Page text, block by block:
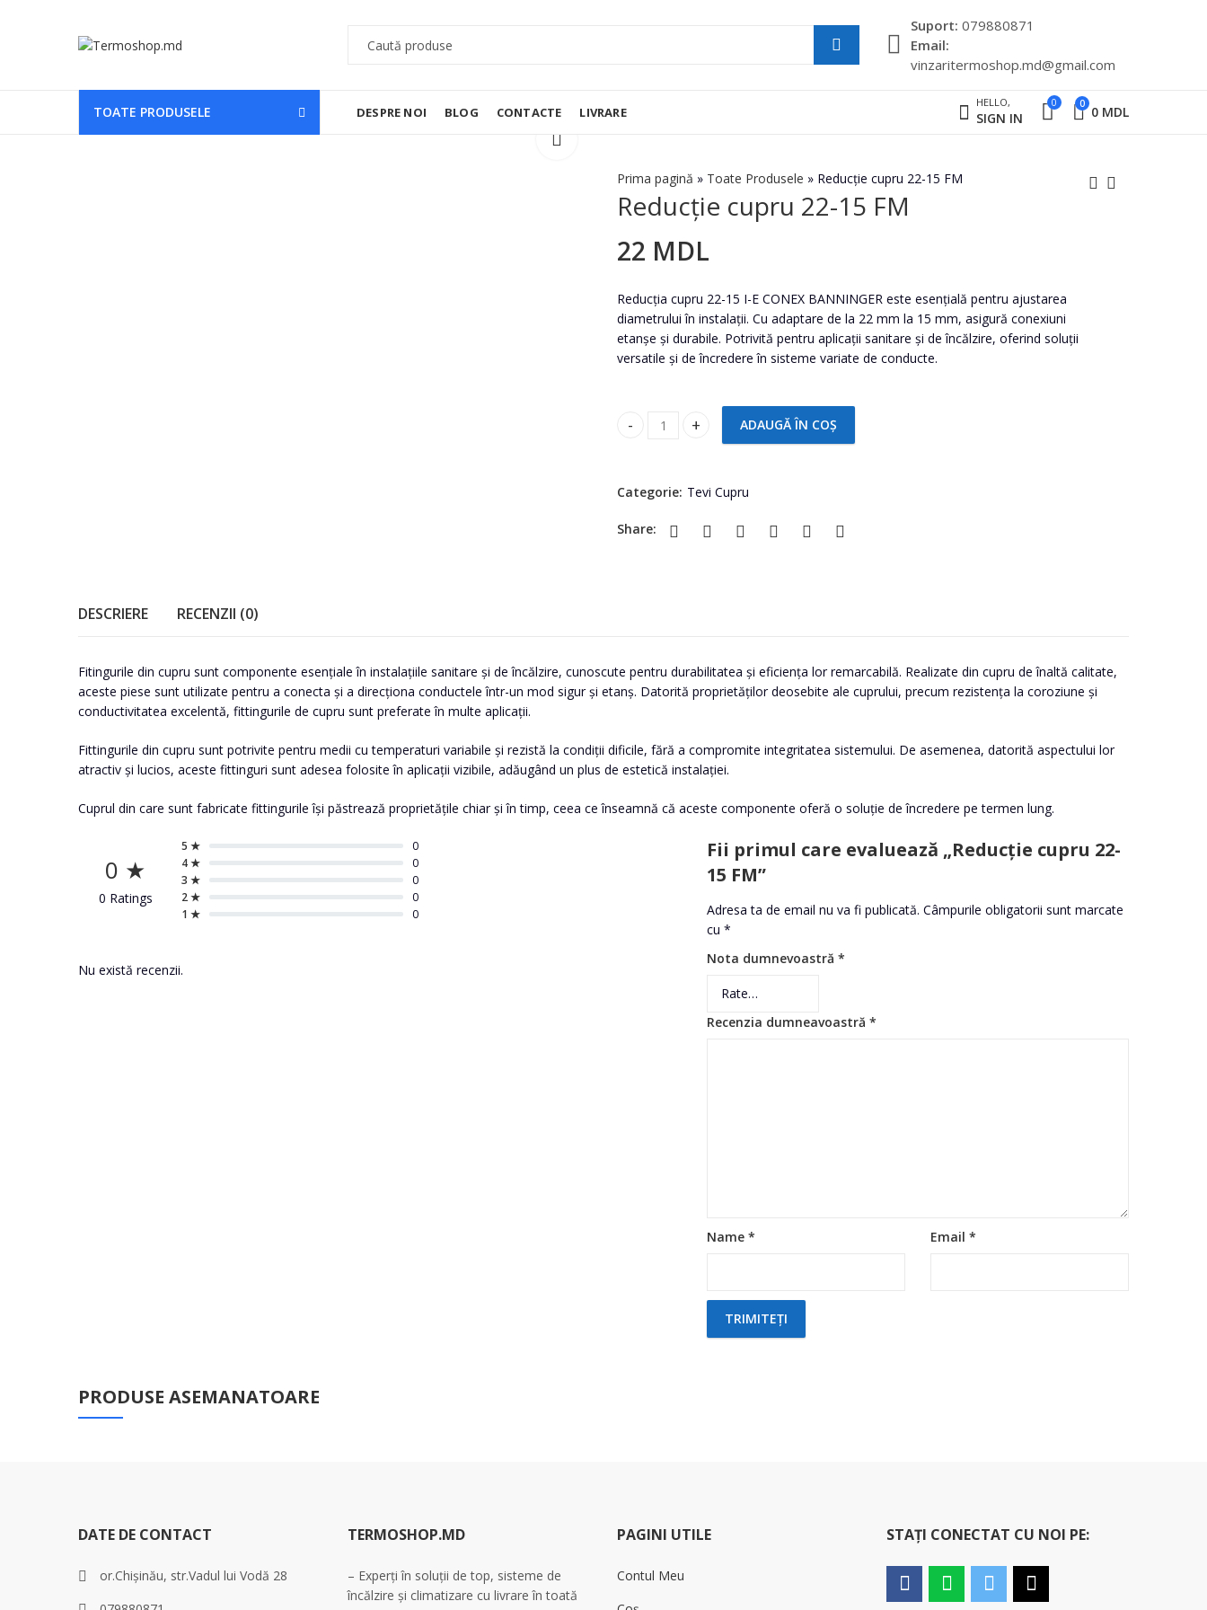
Suport: 079880871
Email:
vinzaritermoshop.md@gmail.com
TOATE PRODUSELE DESPRE NOI BLOG CONTACTE LIVRARE
HELLO,
SIGN IN
0 0 0 MDL
Prima pagină » Toate Produsele » Reducție cupru 22-15 FM
Reducție cupru 22-15 FM
22 MDL
Reducția cupru 22-15 I-E CONEX BANNINGER este esențială pentru ajustarea
diametrului în instalații. Cu adaptare de la 22 mm la 15 mm, asigură conexiuni
etanșe și durabile. Potrivită pentru aplicații sanitare și de încălzire, oferind soluții
versatile și de încredere în sisteme variate de conducte.
Reducție cupru 22-15 FM quantity
ADAUGĂ ÎN COȘ
Categorie: Tevi Cupru
Share:
DESCRIERE RECENZII (0)
Fitingurile din cupru sunt componente esențiale în instalațiile sanitare și de încălzire, cunoscute pentru durabilitatea și eficiența lor remarcabilă. Realizate din cupru de înaltă calitate,
aceste piese sunt utilizate pentru a conecta și a direcționa conductele într-un mod sigur și etanș. Datorită proprietăților deosebite ale cuprului, precum rezistența la coroziune și
conductivitatea excelentă, fittingurile de cupru sunt preferate în multe aplicații.
Fittingurile din cupru sunt potrivite pentru medii cu temperaturi variabile și rezistă la condiții dificile, fără a compromite integritatea sistemului. De asemenea, datorită aspectului lor
atractiv și lucios, aceste fittinguri sunt adesea folosite în aplicații vizibile, adăugând un plus de estetică instalației.
Cuprul din care sunt fabricate fittingurile își păstrează proprietățile chiar și în timp, ceea ce înseamnă că aceste componente oferă o soluție de încredere pe termen lung.
0 ★
0 Ratings
5 ★
0
4 ★
0
3 ★
0
2 ★
0
1 ★
0
Nu există recenzii.
Fii primul care evaluează „Reducție cupru 22-
15 FM”
Adresa ta de email nu va fi publicată. Câmpurile obligatorii sunt marcate
cu *
Nota dumnevoastră *
Recenzia dumneavoastră *
Name * Email *
PRODUSE ASEMANATOARE
DATE DE CONTACT
or.Chișinău, str.Vadul lui Vodă 28
TERMOSHOP.MD
– Experți în soluții de top, sisteme de
încălzire și climatizare cu livrare în toată
PAGINI UTILE
Contul Meu
STAȚI CONECTAT CU NOI PE: